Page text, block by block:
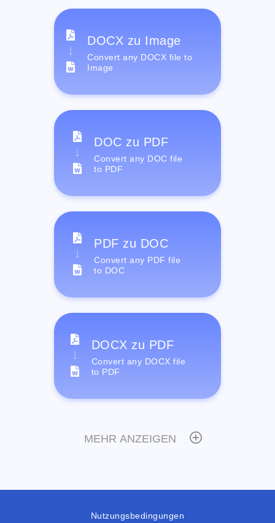
DOCX zu Image
Convert any DOCX file to
Image
DOC zu PDF
Convert any DOC file
to PDF
PDF zu DOC
Convert any PDF file
to DOC
DOCX zu PDF
Convert any DOCX file
to PDF
MEHR ANZEIGEN
Nutzungsbedingungen